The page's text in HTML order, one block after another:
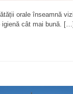
orale înseamnă
igienă cât mai bună. […]